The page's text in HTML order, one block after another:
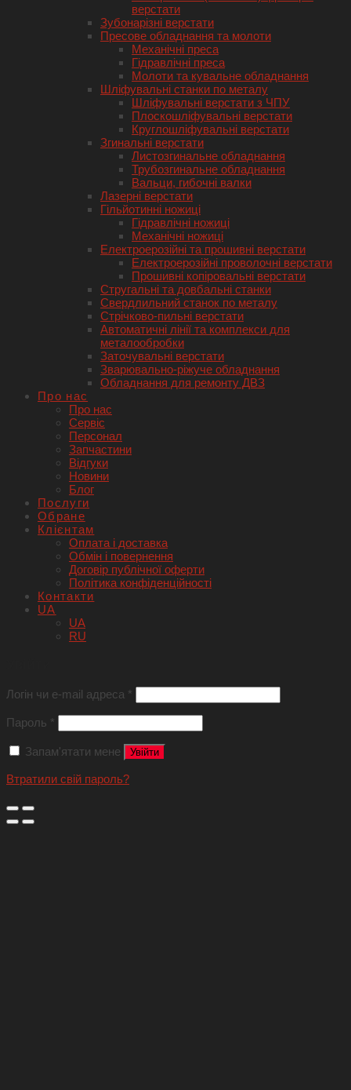
верстати
Зубонарізні верстати
Пресове обладнання та молоти
Механічні преса
Гідравлічні преса
Молоти та кувальне обладнання
Шліфувальні станки по металу
Шліфувальні верстати з ЧПУ
Плоскошліфувальні верстати
Круглошліфувальні верстати
Згинальні верстати
Листозгинальне обладнання
Трубозгинальне обладнання
Вальци, гибочні валки
Лазерні верстати
Гільйотинні ножиці
Гідравлічні ножиці
Механічні ножиці
Електроерозійні та прошивні верстати
Електроерозійні проволочні верстати
Прошивні копіровальні верстати
Стругальні та довбальні станки
Свердлильний станок по металу
Стрічково-пильні верстати
Автоматичні лінії та комплекси для
металообробки
Заточувальні верстати
Зварювально-ріжуче обладнання
Обладнання для ремонту ДВЗ
Про нас
Про нас
Сервіс
Персонал
Запчастини
Відгуки
Новини
Блог
Послуги
Обране
Клієнтам
Оплата і доставка
Обмін і повернення
Договір публічної оферти
Політика конфіденційності
Контакти
UA
UA
RU
Логін чи e-mail адреса *
Пароль *
Запам'ятати мене Увійти
Втратили свій пароль?